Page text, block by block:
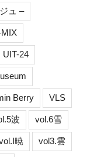
ュ –
UIT-24
Berry VLS
波 vol.6雪
暁 vol3.雲